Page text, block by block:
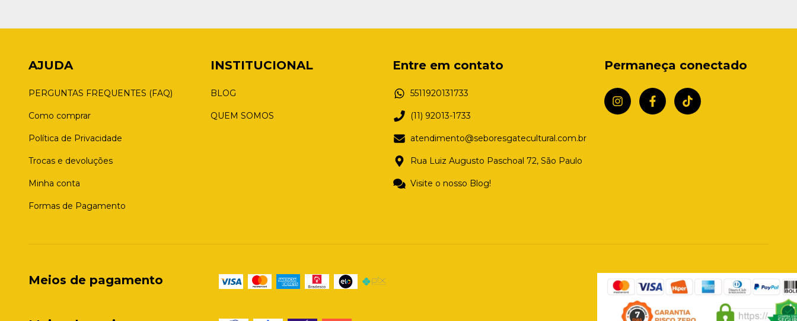
AJUDA
PERGUNTAS FREQUENTES (FAQ)
Como comprar
Política de Privacidade
Trocas e devoluções
Minha conta
Formas de Pagamento
INSTITUCIONAL
BLOG
QUEM SOMOS
Entre em contato
5511920131733
(11) 92013-1733
atendimento@seboresgatecultural.com.br
Rua Luiz Augusto Paschoal 72, São Paulo
Visite o nosso Blog!
Permaneça conectado
Meios de pagamento